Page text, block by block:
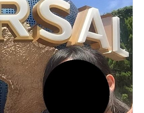
ープ各社との間に「ユニバーサル・
(R)」の企画、建設及び運営に関す
最終契約）を締結。
此花区において「ユニバーサル・
」の建設に着手。
阪市此花区に移転。
パーク「ユニバーサル・スタジオ・